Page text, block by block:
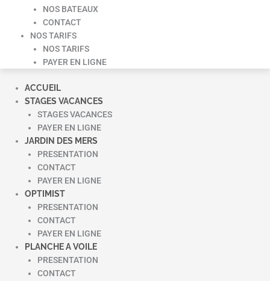
NOS BATEAUX
CONTACT
NOS TARIFS
NOS TARIFS
PAYER EN LIGNE
ACCUEIL
STAGES VACANCES
STAGES VACANCES
PAYER EN LIGNE
JARDIN DES MERS
PRESENTATION
CONTACT
PAYER EN LIGNE
OPTIMIST
PRESENTATION
CONTACT
PAYER EN LIGNE
PLANCHE A VOILE
PRESENTATION
CONTACT